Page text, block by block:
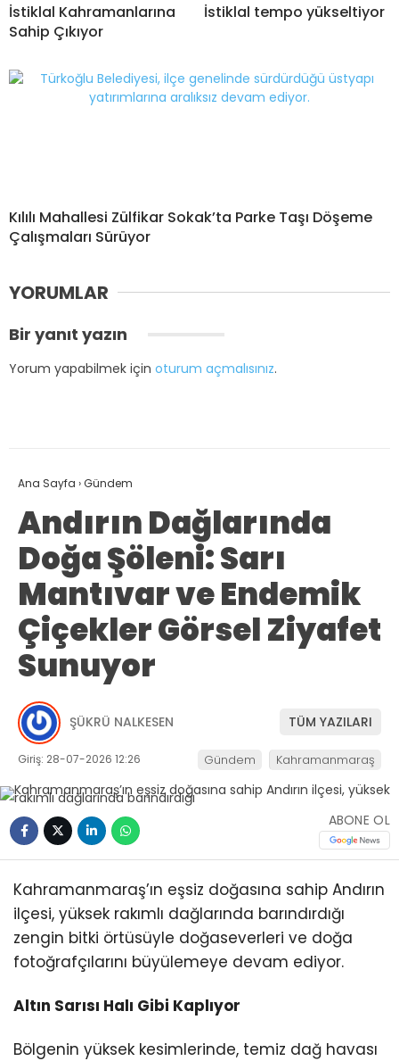
İstiklal Kahramanlarına
Sahip Çıkıyor
İstiklal tempo yükseltiyor
Kılılı Mahallesi Zülfikar Sokak’ta Parke Taşı Döşeme
Çalışmaları Sürüyor
YORUMLAR
Bir yanıt yazın
Yorum yapabilmek için oturum açmalısınız.
Ana Sayfa ›Gündem
Andırın Dağlarında
Doğa Şöleni: Sarı
Mantıvar ve Endemik
Çiçekler Görsel Ziyafet
Sunuyor
ŞÜKRÜ NALKESEN TÜM YAZILARI
Giriş: 28-07-2026 12:26 Gündem Kahramanmaraş
ABONE OL
Kahramanmaraş’ın eşsiz doğasına sahip Andırın
ilçesi, yüksek rakımlı dağlarında barındırdığı
zengin bitki örtüsüyle doğaseverleri ve doğa
fotoğrafçılarını büyülemeye devam ediyor.
Altın Sarısı Halı Gibi Kaplıyor
Bölgenin yüksek kesimlerinde, temiz dağ havası